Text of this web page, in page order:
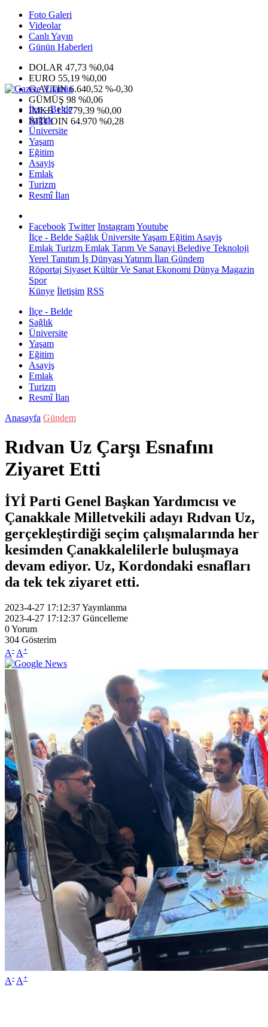
Foto Galeri
Videolar
Canlı Yayın
Günün Haberleri
DOLAR 47,73 %0,04
EURO 55,19 %0,00
G.ALTIN6.640,52 %-0,30
GÜMÜŞ 98 %0,06
IMKB13.779,39 %0,00
BITCOIN 64.970 %0,28
İlçe - Belde
Sağlık
Üniversite
Yaşam
Eğitim
Asayiş
Emlak
Turizm
Resmî İlan
Facebook Twitter InstagramYoutube
İlçe - Belde Sağlık ÜniversiteYaşam Eğitim Asayiş
Emlak Turizm Emlak Tarım Ve Sanayi Belediye Teknoloji
Yerel Tanıtım İş Dünyası Yatırım İlan Gündem
Röportaj Siyaset Kültür Ve Sanat Ekonomi Dünya Magazin
Spor
Künye İletişim RSS
İlçe - Belde
Sağlık
Üniversite
Yaşam
Eğitim
Asayiş
Emlak
Turizm
Resmî İlan
Anasayfa Gündem
Rıdvan Uz Çarşı Esnafını
Ziyaret Etti
İYİ Parti Genel Başkan Yardımcısı ve
Çanakkale Milletvekili adayı Rıdvan Uz,
gerçekleştirdiği seçim çalışmalarında her
kesimden Çanakkalelilerle buluşmaya
devam ediyor. Uz, Kordondaki esnafları
da tek tek ziyaret etti.
2023-4-27 17:12:37Yayınlanma
2023-4-27 17:12:37 Güncelleme
0Yorum
304 Gösterim
A- A+
A- A+